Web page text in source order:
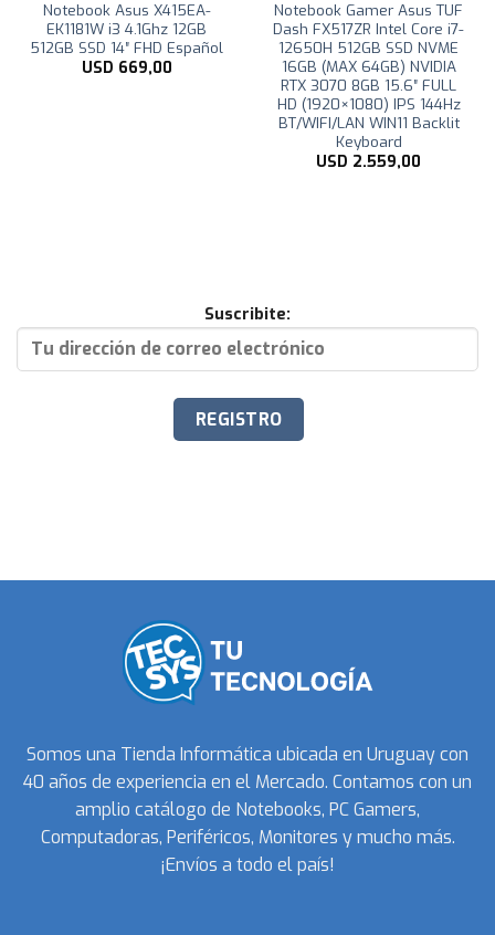
Notebook Asus X415EA-
EK1181W i3 4.1Ghz 12GB
512GB SSD 14″ FHD Español
USD 669,00
Notebook Gamer Asus TUF
Dash FX517ZR Intel Core i7-
12650H 512GB SSD NVME
16GB (MAX 64GB) NVIDIA
RTX 3070 8GB 15.6″ FULL
HD (1920×1080) IPS 144Hz
BT/WIFI/LAN WIN11 Backlit
Keyboard
USD 2.559,00
Suscribite:
Somos una Tienda Informática ubicada en Uruguay con
40 años de experiencia en el Mercado. Contamos con un
amplio catálogo de Notebooks, PC Gamers,
Computadoras, Periféricos, Monitores y mucho más.
¡Envíos a todo el país!